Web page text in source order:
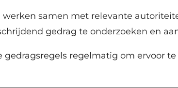
samen met relevante
gedrag te onderzoeken en
regelmatig om ervoor